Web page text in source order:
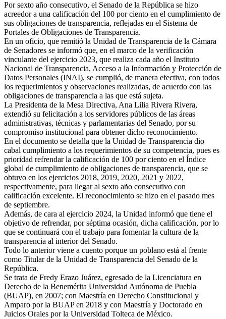
Por sexto año consecutivo, el Senado de la República se hizo
acreedor a una calificación del 100 por ciento en el cumplimiento de
sus obligaciones de transparencia, reflejadas en el Sistema de
Portales de Obligaciones de Transparencia.
En un oficio, que remitió la Unidad de Transparencia de la Cámara
de Senadores se informó que, en el marco de la verificación
vinculante del ejercicio 2023, que realiza cada año el Instituto
Nacional de Transparencia, Acceso a la Información y Protección de
Datos Personales (INAI), se cumplió, de manera efectiva, con todos
los requerimientos y observaciones realizadas, de acuerdo con las
obligaciones de transparencia a las que está sujeta.
La Presidenta de la Mesa Directiva, Ana Lilia Rivera Rivera,
extendió su felicitación a los servidores públicos de las áreas
administrativas, técnicas y parlamentarias del Senado, por su
compromiso institucional para obtener dicho reconocimiento.
En el documento se detalla que la Unidad de Transparencia dio
cabal cumplimiento a los requerimientos de su competencia, pues es
prioridad refrendar la calificación de 100 por ciento en el Índice
global de cumplimiento de obligaciones de transparencia, que se
obtuvo en los ejercicios 2018, 2019, 2020, 2021 y 2022,
respectivamente, para llegar al sexto año consecutivo con
calificación excelente. El reconocimiento se hizo en el pasado mes
de septiembre.
Además, de cara al ejercicio 2024, la Unidad informó que tiene el
objetivo de refrendar, por séptima ocasión, dicha calificación, por lo
que se continuará con el trabajo para fomentar la cultura de la
transparencia al interior del Senado.
Todo lo anterior viene a cuento porque un poblano está al frente
como Titular de la Unidad de Transparencia del Senado de la
República.
Se trata de Fredy Erazo Juárez, egresado de la Licenciatura en
Derecho de la Benemérita Universidad Autónoma de Puebla
(BUAP), en 2007; con Maestría en Derecho Constitucional y
Amparo por la BUAP en 2018 y con Maestría y Doctorado en
Juicios Orales por la Universidad Tolteca de México.